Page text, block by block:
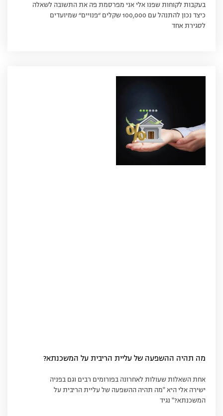
בעקבות לקוחות שפנו אלי אני מפרסמת פה את התשובה לשאלה
כיצד נכון להתנהל עם 100,000 שקלים ״פנויים״ שמיועדים
לסגירת אחד
מה תהיה ההשפעה של עליית הריבית על המשכנתא?
אחת השאלות שעולות לאחרונה בפורומים רבים וגם בפניה
ישירה אלי היא "מה תהיה ההשפעה של עליית הריבית על
המשכנתא?" נגיד